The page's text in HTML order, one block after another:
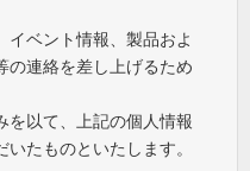
イベント情報、製品およ
の連絡を差し上げるため
を以て、上記の個人情報
たものといたします。